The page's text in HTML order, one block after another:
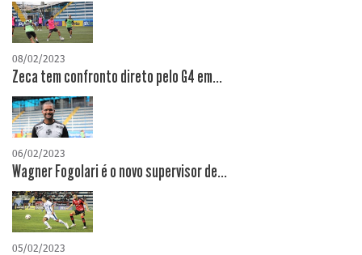
08/02/2023
Zeca tem confronto direto pelo G4 em...
06/02/2023
Wagner Fogolari é o novo supervisor de...
05/02/2023